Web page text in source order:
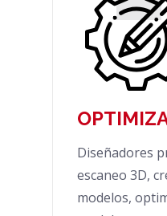
Diseñadores
escaneo 3D,
modelos,